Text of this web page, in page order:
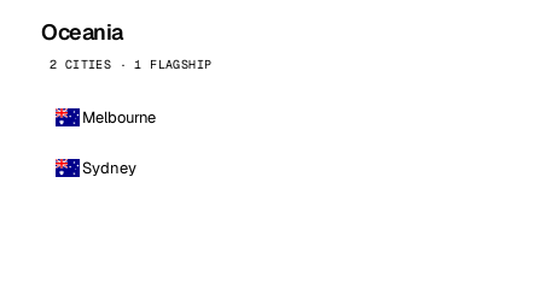
Oceania
2 CITIES · 1 FLAGSHIP
Melbourne
Sydney